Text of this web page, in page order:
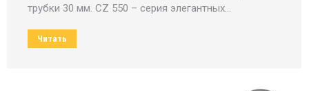
трубки 30 мм. CZ 550 – серия элегантных…
Читать